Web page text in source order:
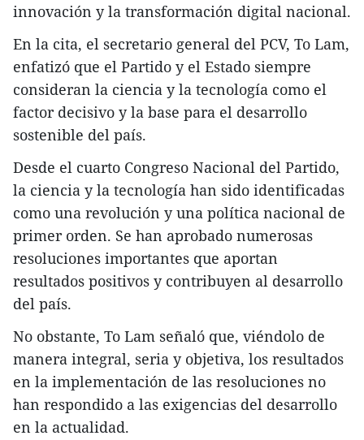
innovación y la transformación digital nacional.
En la cita, el secretario general del PCV, To Lam,
enfatizó que el Partido y el Estado siempre
consideran la ciencia y la tecnología como el
factor decisivo y la base para el desarrollo
sostenible del país.
Desde el cuarto Congreso Nacional del Partido,
la ciencia y la tecnología han sido identificadas
como una revolución y una política nacional de
primer orden. Se han aprobado numerosas
resoluciones importantes que aportan
resultados positivos y contribuyen al desarrollo
del país.
No obstante, To Lam señaló que, viéndolo de
manera integral, seria y objetiva, los resultados
en la implementación de las resoluciones no
han respondido a las exigencias del desarrollo
en la actualidad.